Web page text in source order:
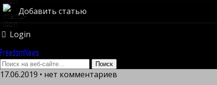
Добавить статью
Login
FreedomNews
17.06.2019 • нет комментариев